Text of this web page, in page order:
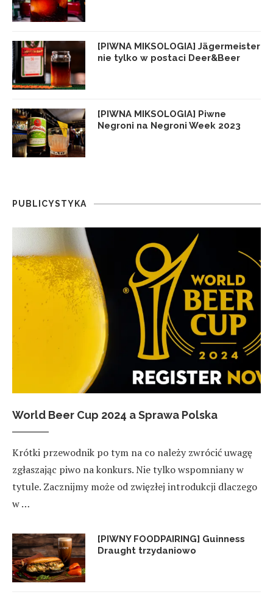
[PIWNA MIKSOLOGIA] Jägermeister
nie tylko w postaci Deer&Beer
[PIWNA MIKSOLOGIA] Piwne
Negroni na Negroni Week 2023
PUBLICYSTYKA
World Beer Cup 2024 a Sprawa Polska
Krótki przewodnik po tym na co należy zwrócić uwagę
zgłaszając piwo na konkurs. Nie tylko wspomniany w
tytule. Zacznijmy może od zwięzłej introdukcji dlaczego
w …
[PIWNY FOODPAIRING] Guinness
Draught trzydaniowo